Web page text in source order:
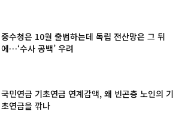
중수청은 10월 출범하는데 독립 전산망은 그 뒤
에…‘수사 공백’ 우려
국민연금 기초연금 연계감액, 왜 빈곤층 노인의 기
초연금을 깎나